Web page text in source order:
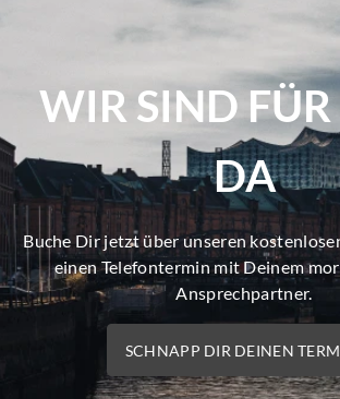
WIR SIND
DA
Buche Dir jetzt über unseren
einen Telefontermin mit Deinem
Ansprechpartner.
SCHNAPP DIR DEINEN